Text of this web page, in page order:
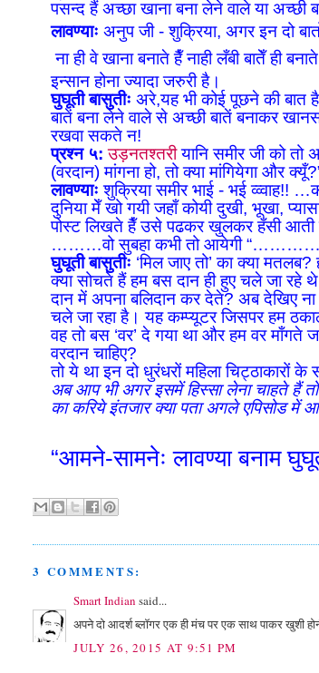
पसन्द हैं अच्छा खाना बना लेने वाले या अच्छी
लावण्याः अनुप जी - शुक्रिया, अगर इन दो
ना ही वे खाना बनाते हैँ नाही लँबी बातेँ ही
इन्सान होना ज्यादा जरुरी है।
घुघूती बासुतीः अरे,यह भी कोई पूछने की बात
बातें बना लेने वाले से अच्छी बातें बनाकर
रखवा सकते न!
प्रश्न ५: उड़नतश्तरीयानि समीर जी को तो
(वरदान) मांगना हो, तो क्या मांगियेगा और
लावण्याः शुक्रिया समीर भाई - भई व्व्वाह!!
दुनिया मेँ खो गयी जहाँ कोयी दुखी, भूखा,
पोस्ट लिखते हैँ उसे पढकर खुलकर हँसी आती है
………वो सुबहा कभी तो आयेगी
घुघूती बासुतीः ‘मिल जाए तो’ का क्या
क्या सोचते हैं हम बस दान ही हुए चले जा रहे थे
दान में अपना बलिदान कर देते? अब देखिए
चले जा रहा है। यह कम्प्यूटर जिसपर हम
वह तो बस ‘वर’ दे गया था और हम वर माँगते
वरदान चाहिए?
तो ये था इन दो धुरंधरों महिला चिट्ठाकारों
अब आप भी अगर इसमें हिस्सा लेना चाहते हैं
का करिये इंतजार क्या पता अगले एपिसोड में
“आमने-सामनेः लावण्या बनाम
3 COMMENTS:
Smart Indian said...
अपने दो आदर्श ब्लॉगर एक ही मंच पर एक साथ पाकर खुशी
JULY 26, 2015 AT 9:51 PM